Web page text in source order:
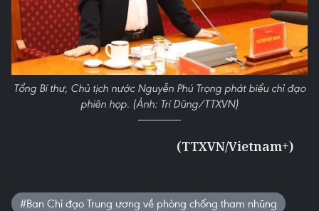
Tổng Bí thư, Chủ tịch nước Nguyễn Phú Trọng phát biểu chỉ đạo
phiên họp. (Ảnh: Trí Dũng/TTXVN)
(TTXVN/Vietnam+)
#Ban Chỉ đạo Trung ương về phòng chống tham nhũng